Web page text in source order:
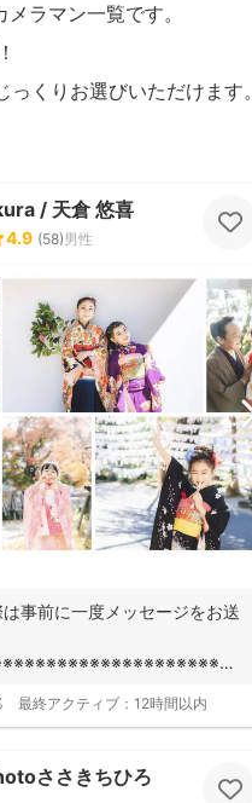
ラマン一覧です。
くりお選びいただけます。
/ 天倉 悠喜
4.9 (58)男性
事前に一度メッセージをお送
最終アクティブ： 12時間以内
ささきちひろ